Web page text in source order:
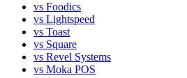
vs Foodics
vs Lightspeed
vs Toast
vs Square
vs Revel Systems
vs Moka POS